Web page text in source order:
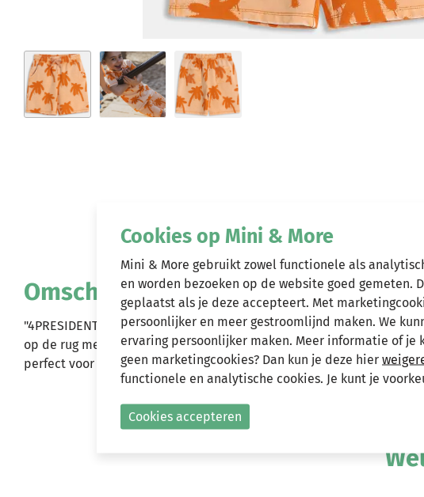
Omschrijving
"4PRESIDENT Ottis, unisex acid wash t-shirt. Met een borstlogo met
op de rug met ""don't worry surf and chill"". De felle kleur geeft een
perfect voor de zomer. Materiaal: 95% katoen / 5% elastaan."
Cookies op Mini & More
Mini & More gebruikt zowel functionele als
en worden bezoeken op de website goed gemeten.
geplaatst als je deze accepteert. Met
persoonlijker en meer gestroomlijnd maken. We
ervaring persoonlijker maken. Meer informatie of je
geen marketingcookies? Dan kun je deze hier
functionele en analytische cookies. Je kunt je
Cookies accepteren